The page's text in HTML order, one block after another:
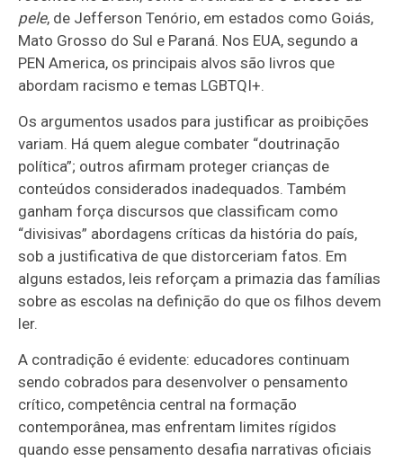
pele, de Jefferson Tenório, em estados como Goiás,
Mato Grosso do Sul e Paraná. Nos EUA, segundo a
PEN America, os principais alvos são livros que
abordam racismo e temas LGBTQI+.
Os argumentos usados para justificar as proibições
variam. Há quem alegue combater “doutrinação
política”; outros afirmam proteger crianças de
conteúdos considerados inadequados. Também
ganham força discursos que classificam como
“divisivas” abordagens críticas da história do país,
sob a justificativa de que distorceriam fatos. Em
alguns estados, leis reforçam a primazia das famílias
sobre as escolas na definição do que os filhos devem
ler.
A contradição é evidente: educadores continuam
sendo cobrados para desenvolver o pensamento
crítico, competência central na formação
contemporânea, mas enfrentam limites rígidos
quando esse pensamento desafia narrativas oficiais